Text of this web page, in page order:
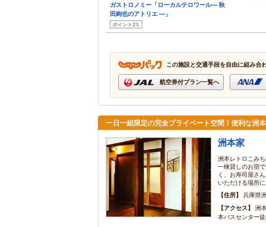
ガストロノミー「ローカルテロワール― 秋
田絢也のアトリエ ―」
ポイント2%
この施設と交通手段を自由に組み合
航空券付プラン一覧へ
一日一組限定の完全プライベート空間！便利な洲
洲本家
洲本レトロこみ
一棟貸しのお宿
く、お寿司屋さ
いただける場所
住所
兵庫県
アクセス
洲
本バスセンター